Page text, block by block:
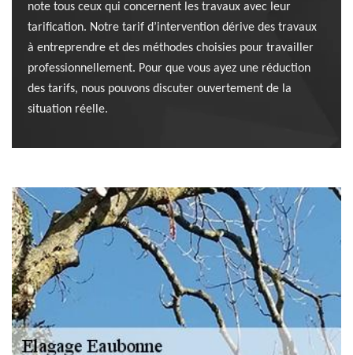
note tous ceux qui concernent les travaux avec leur
tarification. Notre tarif d’intervention dérive des travaux
à entreprendre et des méthodes choisies pour travailler
professionnellement. Pour que vous ayez une réduction
des tarifs, nous pouvons discuter ouvertement de la
situation réelle.